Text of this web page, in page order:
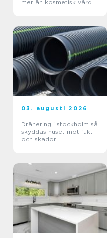
mer än kosmetisk vård
03. augusti 2026
Dränering i stockholm så
skyddas huset mot fukt
och skador